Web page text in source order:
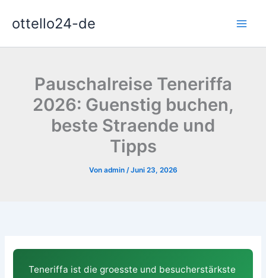
Inhaltottello24-de
Pauschalreise Teneriffa
2026: Guenstig buchen,
beste Straende und
Tipps
Von admin /Juni 23, 2026
Teneriffa ist die groesste und besucherstärkste